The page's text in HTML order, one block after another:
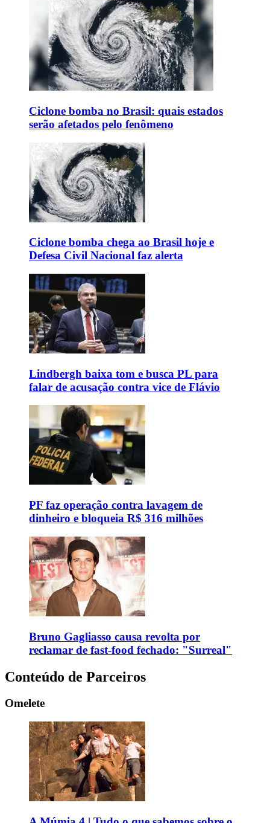
Ciclone bomba no Brasil: quais estados
serão afetados pelo fenômeno
Ciclone bomba chega ao Brasil hoje e
Defesa Civil Nacional faz alerta
Lindbergh baixa tom e busca PL para
falar de acusação contra vice de Flávio
PF faz operação contra lavagem de
dinheiro e bloqueia R$ 316 milhões
Bruno Gagliasso causa revolta por
reclamar de fast-food fechado: "Surreal"
Conteúdo de Parceiros
Omelete